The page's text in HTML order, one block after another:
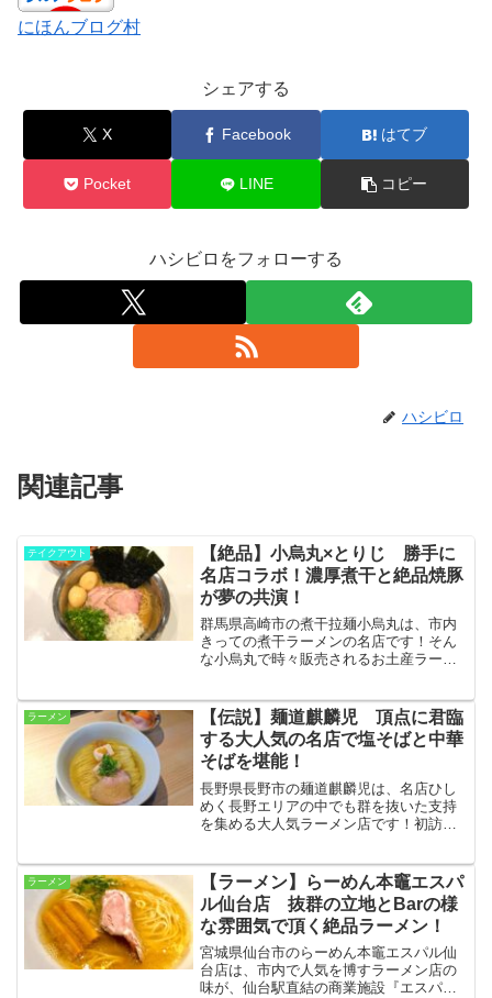
にほんブログ村
シェアする
X Facebook はてブ
Pocket LINE コピー
ハシビロをフォローする
ハシビロ
関連記事
テイクアウト
【絶品】小烏丸×とりじ 勝手に
名店コラボ！濃厚煮干と絶品焼豚
が夢の共演！
群馬県高崎市の煮干拉麺小烏丸は、市内
きっての煮干ラーメンの名店です！そん
な小烏丸で時々販売されるお土産ラーメ
じのお土産焼豚を勝手にコラボさせてみ
ました☆
ラーメン
【伝説】麺道麒麟児 頂点に君臨
する大人気の名店で塩そばと中華
そばを堪能！
長野県長野市の麺道麒麟児は、名店ひし
めく長野エリアの中でも群を抜いた支持
を集める大人気ラーメン店です！初訪問
ごはんも併せ、その魅力を思う存分堪能
してきました！
ラーメン
【ラーメン】らーめん本竈エスパ
ル仙台店 抜群の立地とBarの様
な雰囲気で頂く絶品ラーメン！
宮城県仙台市のらーめん本竈エスパル仙
台店は、市内で人気を博すラーメン店の
味が、仙台駅直結の商業施設『エスパル